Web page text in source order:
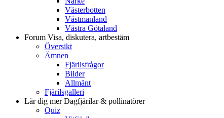
Västerbotten
Västmanland
Västra Götaland
Forum Visa, diskutera, artbestäm
Översikt
Ämnen
Fjärilsfrågor
Bilder
Allmänt
Fjärilsgalleri
Lär dig merDagfjärilar & pollinatörer
Quiz